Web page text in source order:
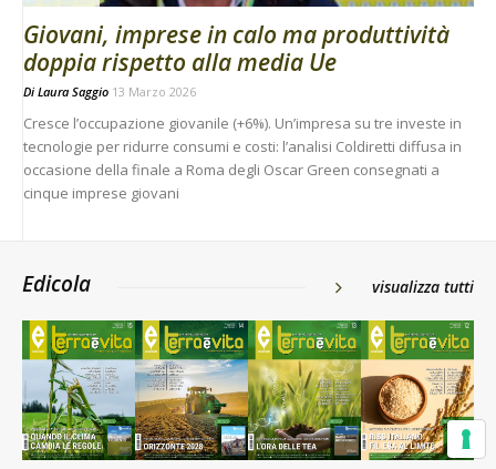
Giovani, imprese in calo ma produttività
doppia rispetto alla media Ue
Di Laura Saggio 13 Marzo 2026
Cresce l’occupazione giovanile (+6%). Un’impresa su tre investe in
tecnologie per ridurre consumi e costi: l’analisi Coldiretti diffusa in
occasione della finale a Roma degli Oscar Green consegnati a
cinque imprese giovani
Edicola visualizza tutti